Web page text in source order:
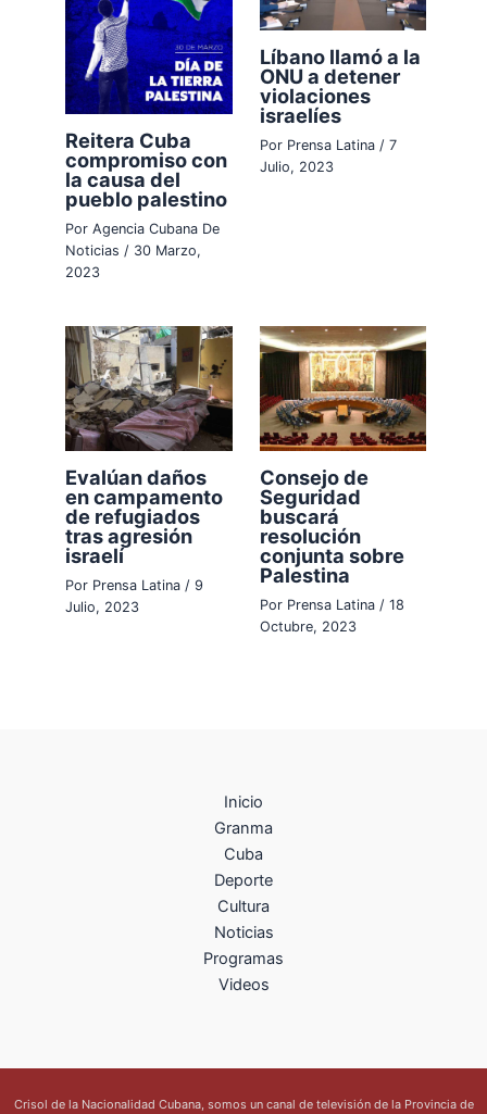
Reitera Cuba
compromiso con
la causa del
pueblo palestino
PorAgencia Cubana De
Noticias / 30 Marzo,
2023
Líbano llamó a la
ONU a detener
violaciones
israelíes
Por Prensa Latina / 7
Julio, 2023
Evalúan daños
en campamento
de refugiados
tras agresión
israelí
Por Prensa Latina /9
Julio, 2023
Consejo de
Seguridad
buscará
resolución
conjunta sobre
Palestina
Por Prensa Latina / 18
Octubre, 2023
Inicio
Granma
Cuba
Deporte
Cultura
Noticias
Programas
Videos
Crisol de la Nacionalidad Cubana, somos un canal de televisión de la Provincia de